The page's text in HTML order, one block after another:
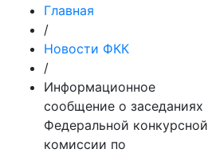
Главная
/
Новости ФКК
/
Информационное
сообщение о заседаниях
Федеральной конкурсной
комиссии по